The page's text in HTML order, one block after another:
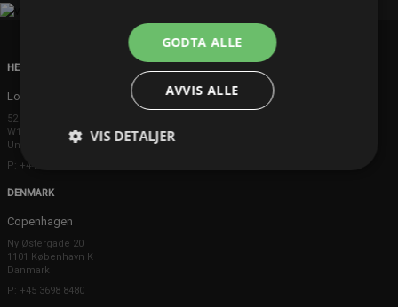
HEAD OFFICE
London
52 Brook Street
W1K 5DS London
United Kingdom
P: +44 203 608 8181
DENMARK
Copenhagen
Ny Østergade 20
1101 København K
Danmark
P: +45 3698 8480
GODTA ALLE
AVVIS ALLE
VIS DETALJER